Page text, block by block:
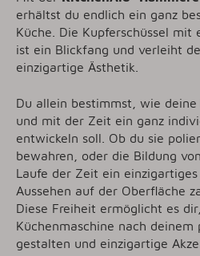
erhältst du endlich ein ganz
Küche. Die Kupferschüssel mit
ist ein Blickfang und verleiht
einzigartige Ästhetik.
Du allein bestimmst, wie deine
und mit der Zeit ein ganz
entwickeln soll. Ob du sie
bewahren, oder die Bildung
Laufe der Zeit ein
Aussehen auf der Oberfläche
Diese Freiheit ermöglicht es
Küchenmaschine nach deinem
gestalten und einzigartige